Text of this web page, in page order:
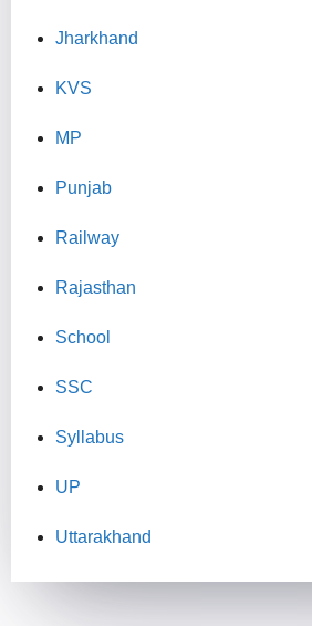
Jharkhand
KVS
MP
Punjab
Railway
Rajasthan
School
SSC
Syllabus
UP
Uttarakhand